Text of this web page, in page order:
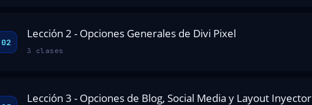
02
Lección 2 - Opciones Generales de Divi Pixel
3 clases
Lección 3 - Opciones de Blog, Social Media y Layout Inyector